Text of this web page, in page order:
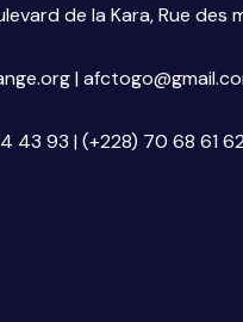
de la Kara, Rue des
|
43 93 | (+228) 70 68 61 62